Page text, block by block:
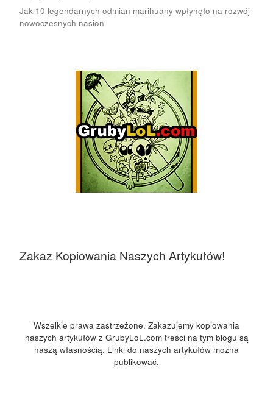
Jak 10 legendarnych odmian marihuany wpłynęło na rozwój
nowoczesnych nasion
Zakaz Kopiowania Naszych Artykułów!
Wszelkie prawa zastrzeżone. Zakazujemy kopiowania
naszych artykułów z GrubyLoL.com treści na tym blogu są
naszą własnością. Linki do naszych artykułów można
publikować.